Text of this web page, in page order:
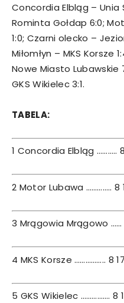
Concordia Elbląg – Unia
Rominta Gołdap 6:0;
1:0; Czarni olecko –
Miłomłyn – MKS Korsze
Nowe Miasto Lubawskie
GKS Wikielec 3:1.
TABELA:
1 Concordia Elbląg ………..
2 Motor Lubawa ………….. 8
3 Mrągowia Mrągowo ……
4 MKS Korsze …………….. 8
5 GKS Wikielec ……………. 8